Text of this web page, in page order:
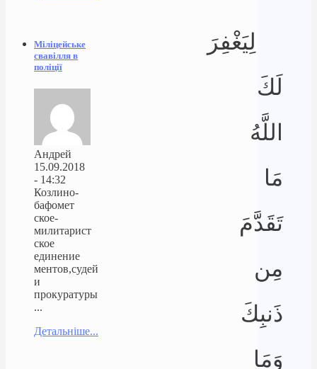
لِيَغْفِرَ
لَكَ
اللَّهُ
مَا
تَقَدَّمَ
مِن
ذَنبِكَ
وَمَا
Міліцейське
свавілля в
поліції
Андрей
15.09.2018
- 14:32
Козлино-
бафомет
ское-
милитарист
ское
единение
ментов,судей
и
прокуратуры
...
Детальніше...